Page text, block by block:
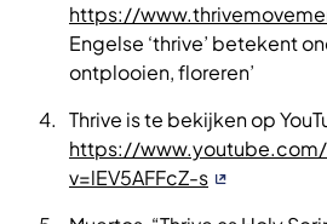
https://
Engelse ‘thrive’ betekent
ontplooien, floreren’
Thrive is te bekijken op
https://
v=lEV5AFFcZ-s